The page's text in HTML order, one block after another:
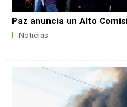
Paz anuncia un Alto
Noticias